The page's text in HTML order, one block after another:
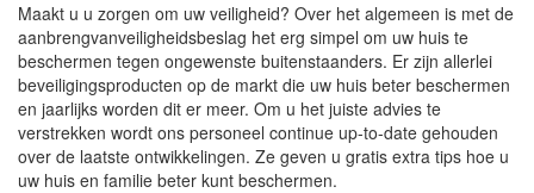
Maakt u u zorgen om uw veiligheid? Over het algemeen is met de
aanbrengvanveiligheidsbeslag het erg simpel om uw huis te
beschermen tegen ongewenste buitenstaanders. Er zijn allerlei
beveiligingsproducten op de markt die uw huis beter beschermen
en jaarlijks worden dit er meer. Om u het juiste advies te
verstrekken wordt ons personeel continue up-to-date gehouden
over de laatste ontwikkelingen. Ze geven u gratis extra tips hoe u
uw huis en familie beter kunt beschermen.